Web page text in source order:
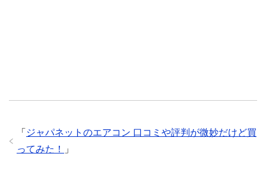
「 ジャパネットのエアコン 口コミや評判が微妙だけど買
ってみた！
」